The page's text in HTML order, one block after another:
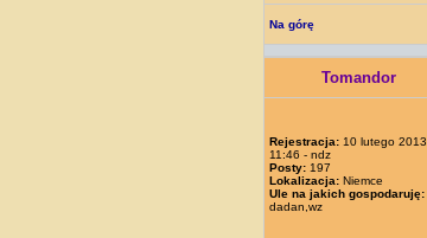
Na górę
Tomandor
Rejestracja: 10 lutego 2013,
11:46 - ndz
Posty: 197
Lokalizacja: Niemce
Ule na jakich gospodaruję:
dadan,wz